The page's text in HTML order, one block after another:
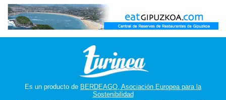
Es un producto de BERDEAGO, Asociación Europea para la
Sostenibilidad